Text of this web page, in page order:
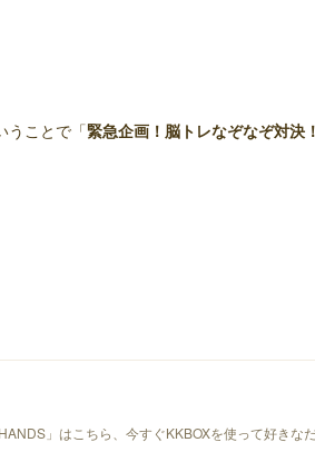
うことで「緊急企画！脳トレなぞなぞ対決
」はこちら、今すぐKKBOXを使って好きな